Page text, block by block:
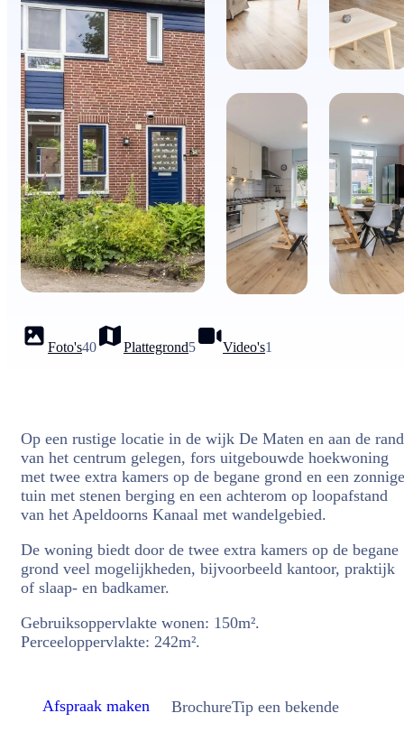
Foto's40 Plattegrond5 Video's1
Op een rustige locatie in de wijk De Maten en aan de rand
van het centrum gelegen, fors uitgebouwde hoekwoning
met twee extra kamers op de begane grond en een zonnige
tuin met stenen berging en een achterom op loopafstand
van het Apeldoorns Kanaal met wandelgebied.
De woning biedt door de twee extra kamers op de begane
grond veel mogelijkheden, bijvoorbeeld kantoor, praktijk
of slaap- en badkamer.
Gebruiksoppervlakte wonen: 150m².
Perceeloppervlakte: 242m².
Afspraak maken BrochureTip een bekende